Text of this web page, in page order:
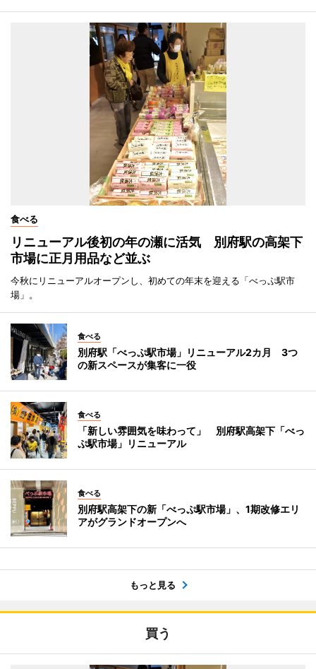
食べる
リニューアル後初の年の瀬に活気 別府駅の高架下
市場に正月用品など並ぶ
今秋にリニューアルオープンし、初めての年末を迎える「べっぷ駅市
場」。
食べる
別府駅「べっぷ駅市場」リニューアル2カ月 3つ
の新スペースが集客に一役
食べる
「新しい雰囲気を味わって」 別府駅高架下「べっ
ぷ駅市場」リニューアル
食べる
別府駅高架下の新「べっぷ駅市場」、1期改修エリ
アがグランドオープンへ
もっと見る
買う